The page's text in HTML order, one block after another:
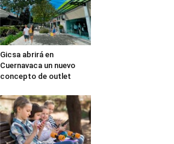
Gicsa abrirá en
Cuernavaca un nuevo
concepto de outlet